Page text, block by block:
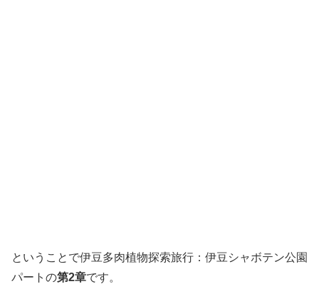
ということで伊豆多肉植物探索旅行：伊豆シャボテン公園
パートの第2章です。